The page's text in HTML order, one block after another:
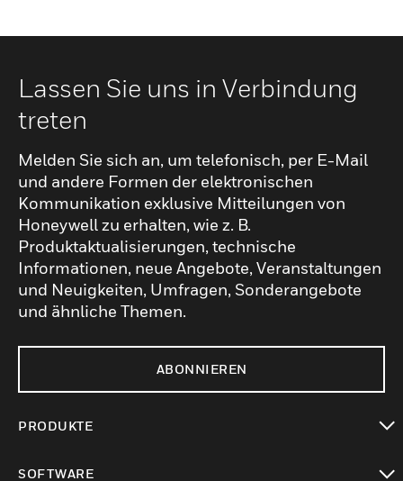
Lassen Sie uns in Verbindung
treten
Melden Sie sich an, um telefonisch, per E-Mail
und andere Formen der elektronischen
Kommunikation exklusive Mitteilungen von
Honeywell zu erhalten, wie z. B.
Produktaktualisierungen, technische
Informationen, neue Angebote, Veranstaltungen
und Neuigkeiten, Umfragen, Sonderangebote
und ähnliche Themen.
ABONNIEREN
PRODUKTE
SOFTWARE